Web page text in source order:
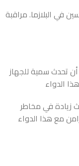
في البلازما. مراقبة
تحدث سمية للجهاز
الدواء
زيادة في مخاطر
مع هذا الدواء